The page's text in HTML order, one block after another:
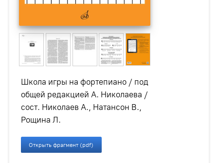
Школа игры на фортепиано / под
общей редакцией А. Николаева /
сост. Николаев А., Натансон В.,
Рощина Л.
Открыть фрагмент (pdf)